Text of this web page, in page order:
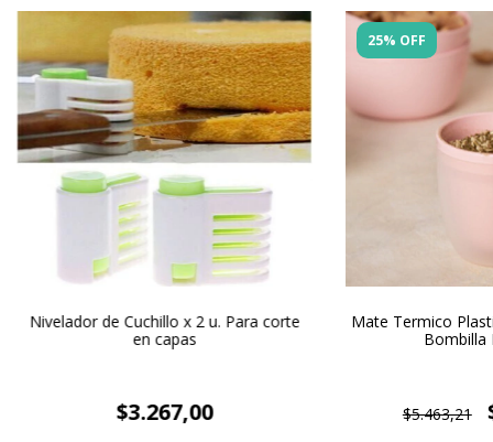
Nivelador de Cuchillo x 2 u. Para corte
en capas
$3.267,00
25% OFF
Mate Termico
Bombilla
$5.463,21